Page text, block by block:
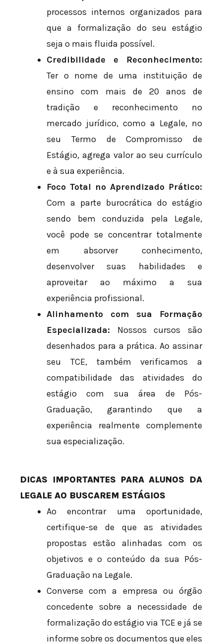
processos internos organizados para
que a formalização do seu estágio
seja o mais fluida possível.
Credibilidade e Reconhecimento:
Ter o nome de uma instituição de
ensino com mais de 20 anos de
tradição e reconhecimento no
mercado jurídico, como a Legale, no
seu Termo de Compromisso de
Estágio, agrega valor ao seu currículo
e à sua experiência.
Foco Total no Aprendizado Prático:
Com a parte burocrática do estágio
sendo bem conduzida pela Legale,
você pode se concentrar totalmente
em absorver conhecimento,
desenvolver suas habilidades e
aproveitar ao máximo a sua
experiência profissional.
Alinhamento com sua Formação
Especializada: Nossos cursos são
desenhados para a prática. Ao assinar
seu TCE, também verificamos a
compatibilidade das atividades do
estágio com sua área de Pós-
Graduação, garantindo que a
experiência realmente complemente
sua especialização.
DICAS IMPORTANTES PARA ALUNOS DA
LEGALE AO BUSCAREM ESTÁGIOS
Ao encontrar uma oportunidade,
certifique-se de que as atividades
propostas estão alinhadas com os
objetivos e o conteúdo da sua Pós-
Graduação na Legale.
Converse com a empresa ou órgão
concedente sobre a necessidade de
formalização do estágio via TCE e já se
informe sobre os documentos que eles